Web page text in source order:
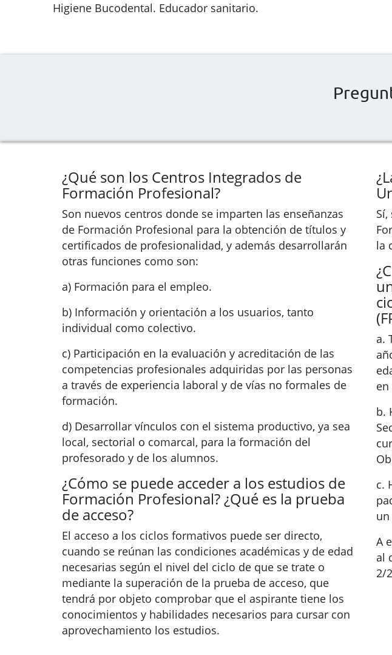
Higiene Bucodental. Educador sanitario.
¿Qué son los Centros Integrados de
Formación Profesional?
Son nuevos centros donde se imparten las enseñanzas
de Formación Profesional para la obtención de títulos y
certificados de profesionalidad, y además desarrollarán
otras funciones como son:
a) Formación para el empleo.
b) Información y orientación a los usuarios, tanto
individual como colectivo.
c) Participación en la evaluación y acreditación de las
competencias profesionales adquiridas por las personas
a través de experiencia laboral y de vías no formales de
formación.
d) Desarrollar vínculos con el sistema productivo, ya sea
local, sectorial o comarcal, para la formación del
profesorado y de los alumnos.
¿Cómo se puede acceder a los estudios de
Formación Profesional? ¿Qué es la prueba
de acceso?
El acceso a los ciclos formativos puede ser directo,
cuando se reúnan las condiciones académicas y de edad
necesarias según el nivel del ciclo de que se trate o
mediante la superación de la prueba de acceso, que
tendrá por objeto comprobar que el aspirante tiene los
conocimientos y habilidades necesarios para cursar con
aprovechamiento los estudios.
la
a.
en
b.
c.
A
al
2/